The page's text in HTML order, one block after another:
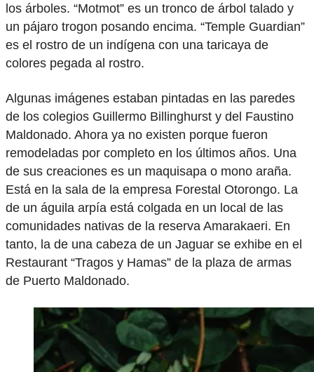
los árboles. “Motmot” es un tronco de árbol talado y
un pájaro trogon posando encima. “Temple Guardian”
es el rostro de un indígena con una taricaya de
colores pegada al rostro.
Algunas imágenes estaban pintadas en las paredes
de los colegios Guillermo Billinghurst y del Faustino
Maldonado. Ahora ya no existen porque fueron
remodeladas por completo en los últimos años. Una
de sus creaciones es un maquisapa o mono araña.
Está en la sala de la empresa Forestal Otorongo. La
de un águila arpía está colgada en un local de las
comunidades nativas de la reserva Amarakaeri. En
tanto, la de una cabeza de un Jaguar se exhibe en el
Restaurant “Tragos y Hamas” de la plaza de armas
de Puerto Maldonado.